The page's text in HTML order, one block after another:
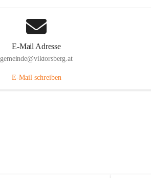
E-Mail Adresse
gemeinde@viktorsberg.at
E-Mail schreiben